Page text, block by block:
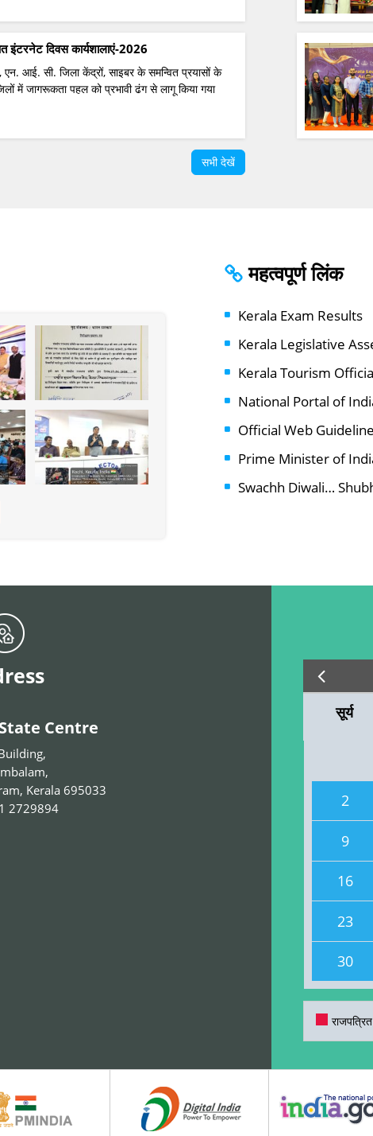
इंटरनेट दिवस कार्यशालाएं-2026
एन. आई. सी. जिला केंद्रों, साइबर के समन्वित प्रयासों के
में जागरूकता पहल को प्रभावी ढंग से लागू किया गया
सभी देखें
महत्वपूर्ण लिंक
Kerala Exam Results
Kerala Legislative
Kerala Tourism
National Portal of
Official Web
Prime Minister of
Swachh Diwali…
Centre
Kerala 695033
2729894
सूर्य
2
9
16
23
30